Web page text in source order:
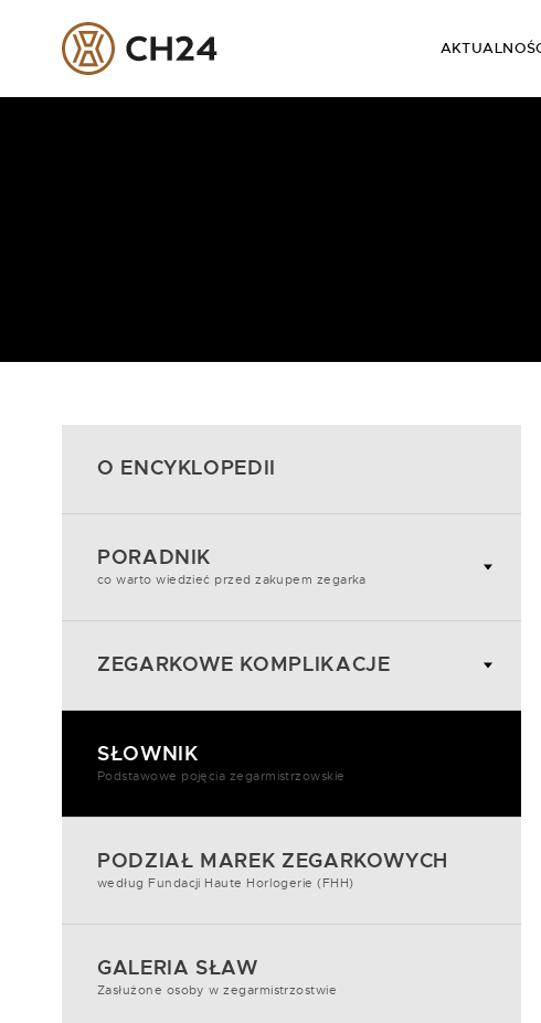
O ENCYKLOPEDII
PORADNIK
co warto wiedzieć przed zakupem zegarka
ZEGARKOWE KOMPLIKACJE
SŁOWNIK
Podstawowe pojęcia zegarmistrzowskie
PODZIAŁ MAREK ZEGARKOWYCH
według Fundacji Haute Horlogerie (FHH)
GALERIA SŁAW
Zasłużone osoby w zegarmistrzostwie